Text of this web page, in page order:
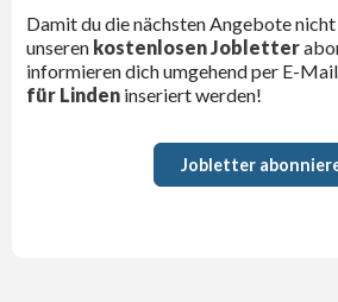
Damit du die nächsten Angebote
unseren kostenlosen Jobletter
informieren dich umgehend per E-
für Linden inseriert werden!
Jobletter